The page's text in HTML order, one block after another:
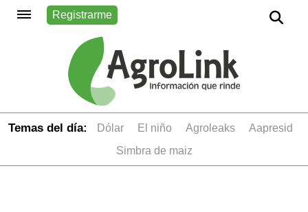
Registrarme
Temas del día: dólar el niño Agroleaks
aapresid
simbra de maiz